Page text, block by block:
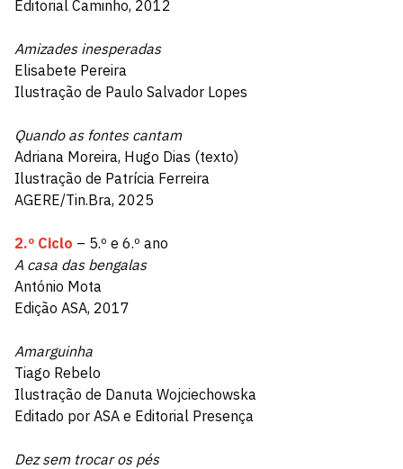
Editorial Caminho, 2012
Amizades inesperadas
Elisabete Pereira
Ilustração de Paulo Salvador Lopes
Quando as fontes cantam
Adriana Moreira, Hugo Dias (texto)
Ilustração de Patrícia Ferreira
AGERE/Tin.Bra, 2025
2.º Ciclo – 5.º e 6.º ano
A casa das bengalas
António Mota
Edição ASA, 2017
Amarguinha
Tiago Rebelo
Ilustração de Danuta Wojciechowska
Editado por ASA e Editorial Presença
Dez sem trocar os pés